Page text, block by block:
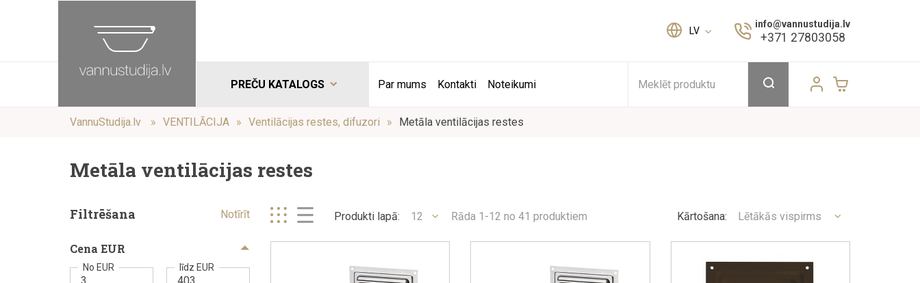
LV
info@vannustudija.lv
+371 27803058
PREČU KATALOGS Par mums Kontakti Noteikumi Meklēt produktu
VannuStudija.lv VENTILĀCIJA Ventilācijas restes, difuzori Metāla ventilācijas restes
Metāla ventilācijas restes
Filtrēšana Notīrīt
Cena EUR
No EUR līdz EUR
Produkti lapā: 12 Rāda 1-12 no 41 produktiem Kārtošana: Lētākās vispirms